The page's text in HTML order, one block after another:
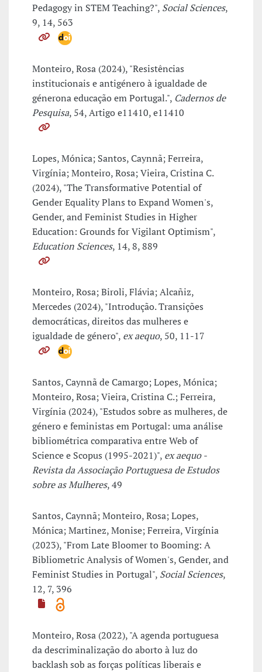
Pedagogy in STEM Teaching?", Social Sciences,
9, 14, 563
Monteiro, Rosa (2024), "Resistências
institucionais e antigénero à igualdade de
génerona educação em Portugal.", Cadernos de
Pesquisa, 54, Artigo e11410, e11410
Lopes, Mónica; Santos, Caynnã; Ferreira,
Virgínia; Monteiro, Rosa; Vieira, Cristina C.
(2024), "The Transformative Potential of
Gender Equality Plans to Expand Women's,
Gender, and Feminist Studies in Higher
Education: Grounds for Vigilant Optimism",
Education Sciences, 14, 8, 889
Monteiro, Rosa; Biroli, Flávia; Alcañiz,
Mercedes (2024), "Introdução. Transições
democráticas, direitos das mulheres e
igualdade de género", ex aequo, 50, 11-17
Santos, Caynnã de Camargo; Lopes, Mónica;
Monteiro, Rosa; Vieira, Cristina C.; Ferreira,
Virgínia (2024), "Estudos sobre as mulheres, de
género e feministas em Portugal: uma análise
bibliométrica comparativa entre Web of
Science e Scopus (1995-2021)", ex aequo -
Revista da Associação Portuguesa de Estudos
sobre as Mulheres, 49
Santos, Caynnã; Monteiro, Rosa; Lopes,
Mónica; Martinez, Monise; Ferreira, Virgínia
(2023), "From Late Bloomer to Booming: A
Bibliometric Analysis of Women's, Gender, and
Feminist Studies in Portugal", Social Sciences,
12, 7, 396
Monteiro, Rosa (2022), "A agenda portuguesa
da descriminalização do aborto à luz do
backlash sob as forças políticas liberais e